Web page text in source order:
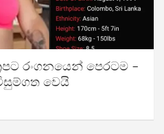
රංගනයෙන් පෙරටම –
වෙයි